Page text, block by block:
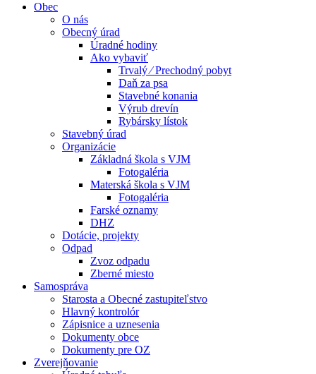
Obec
O nás
Obecný úrad
Úradné hodiny
Ako vybaviť
Trvalý ⁄ Prechodný pobyt
Daň za psa
Stavebné konania
Výrub drevín
Rybársky lístok
Stavebný úrad
Organizácie
Základná škola s VJM
Fotogaléria
Materská škola s VJM
Fotogaléria
Farské oznamy
DHZ
Dotácie, projekty
Odpad
Zvoz odpadu
Zberné miesto
Samospráva
Starosta a Obecné zastupiteľstvo
Hlavný kontrolór
Zápisnice a uznesenia
Dokumenty obce
Dokumenty pre OZ
Zverejňovanie